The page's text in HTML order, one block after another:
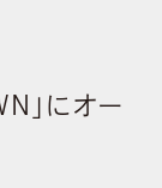
」にオー